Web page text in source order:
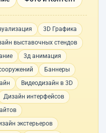
3D Графика
выставочных стендов
3д анимация
Баннеры
Видеодизайн в 3D
Дизайн интерфейсов
экстерьеров